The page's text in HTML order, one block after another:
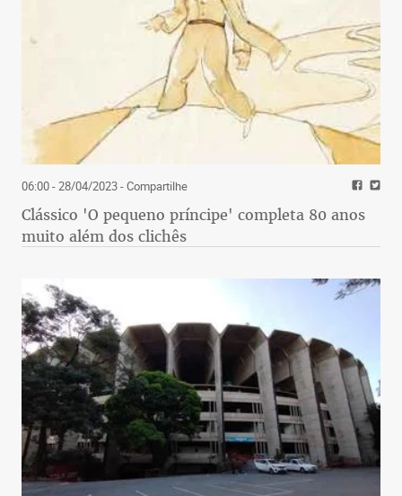
06:00 - 28/04/2023- Compartilhe
Clássico 'O pequeno príncipe' completa 80 anos
muito além dos clichês